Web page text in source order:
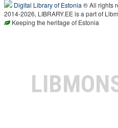
Digital Library of Estonia ® All rights
2014-2026, LIBRARY.EE is a part of
Keeping the heritage of Estonia